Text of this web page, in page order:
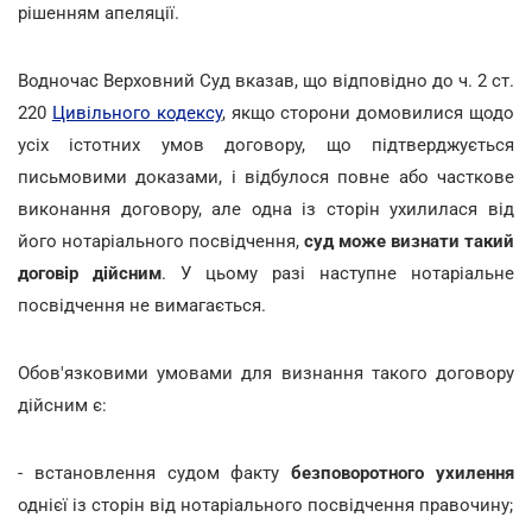
рішенням апеляції.
Водночас Верховний Суд вказав, що відповідно до ч. 2 ст.
220 Цивільного кодексу, якщо сторони домовилися щодо
усіх істотних умов договору, що підтверджується
письмовими доказами, і відбулося повне або часткове
виконання договору, але одна із сторін ухилилася від
його нотаріального посвідчення, суд може визнати такий
договір дійсним. У цьому разі наступне нотаріальне
посвідчення не вимагається.
Обов'язковими умовами для визнання такого договору
дійсним є:
- встановлення судом фактубезповоротного ухилення
однієї із сторін від нотаріального посвідчення правочину;